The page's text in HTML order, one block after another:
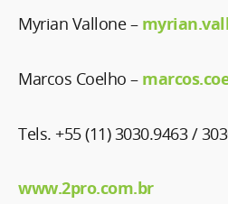
Myrian Vallone –
Marcos Coelho –
Tels. +55 (11) 3030.9463 /
www.2pro.com.br